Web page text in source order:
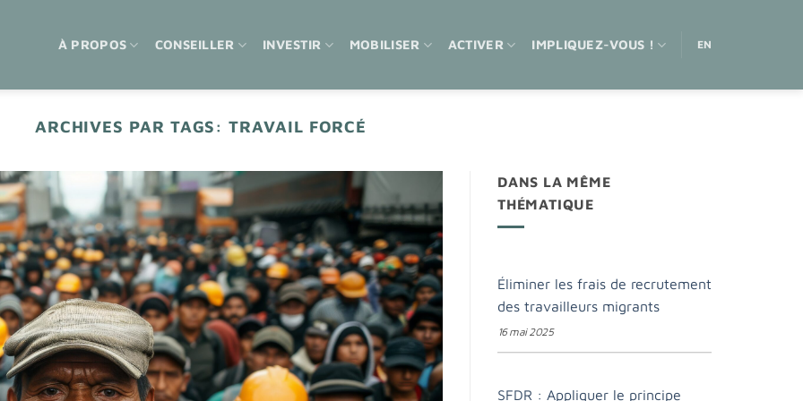
À PROPOS CONSEILLER INVESTIR MOBILISER ACTIVER IMPLIQUEZ-VOUS ! EN
ARCHIVES PAR TAGS:TRAVAIL FORCÉ
DANS LA MÊME
THÉMATIQUE
Éliminer les frais de recrutement
des travailleurs migrants
16 mai 2025
SFDR : Appliquer le principe